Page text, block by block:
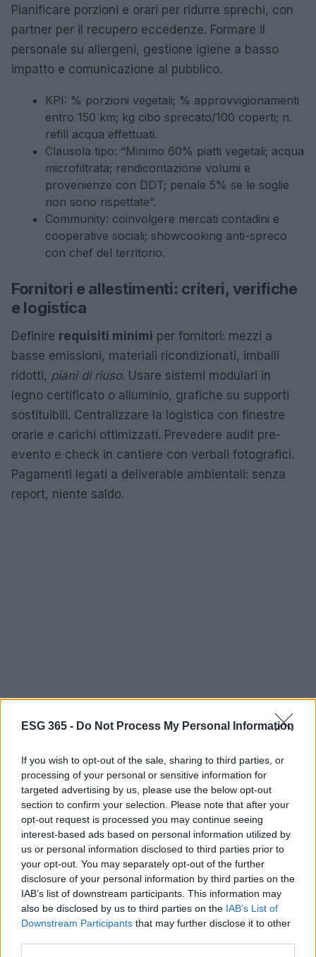
ESG 365 - Do Not Process My Personal Information
If you wish to opt-out of the sale, sharing to third parties, or
processing of your personal or sensitive information for
targeted advertising by us, please use the below opt-out
section to confirm your selection. Please note that after your
opt-out request is processed you may continue seeing
interest-based ads based on personal information utilized by
us or personal information disclosed to third parties prior to
your opt-out. You may separately opt-out of the further
disclosure of your personal information by third parties on the
IAB’s list of downstream participants. This information may
also be disclosed by us to third parties on the IAB’s List of
Downstream Participants that may further disclose it to other
Pianificare porzioni e orari per ridurre sprechi, con
partner per il recupero eccedenze. Formare il
personale su allergeni, gestione igiene a basso
impatto e comunicazione al pubblico.
KPI: % porzioni vegetali; % approvvigionamenti
entro 150 km; kg cibo sprecato/100 coperti; n.
refill acqua effettuati.
Clausola tipo: “Minimo 60% piatti vegetali; acqua
microfiltrata; rendicontazione volumi e
provenienze con DDT; penale 5% se le soglie
non sono rispettate”.
Community: coinvolgere mercati contadini e
cooperative sociali; showcooking anti-spreco
con chef del territorio.
Fornitori e allestimenti: criteri, verifiche
e logistica
Definire requisiti minimi per fornitori: mezzi a
basse emissioni, materiali ricondizionati, imballi
ridotti, piani di riuso. Usare sistemi modulari in
legno certificato o alluminio, grafiche su supporti
sostituibili. Centralizzare la logistica con finestre
orarie e carichi ottimizzati. Prevedere audit pre-
evento e check in cantiere con verbali fotografici.
Pagamenti legati a deliverable ambientali: senza
report, niente saldo.
KPI: % fornitori con policy ambientale; %
materiale noleggiato/riutilizzato; n. consegne
consolidate; ton CO₂e logistica.
Clausola tipo: “Il saldo (20%) è subordinato alla
consegna del report ambientale con indicatori e
prove documentali”.
Community: micro-forniture da artigiani locali
per arredi e segnaletica; borse lavoro per
giovani tecnici del territorio.